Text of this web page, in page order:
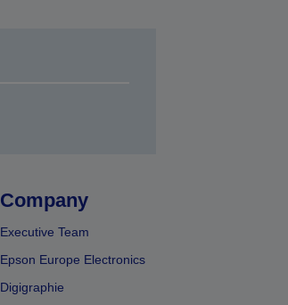
Company
Executive Team
Epson Europe Electronics
Digigraphie